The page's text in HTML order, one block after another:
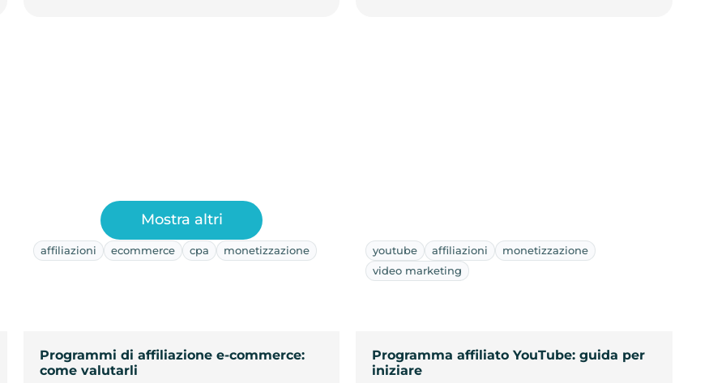
affiliazioni ecommerce cpa monetizzazione
Programmi di affiliazione e-commerce:
come valutarli
youtube affiliazioni
monetizzazione
video marketing
Programma affiliato YouTube: guida per
iniziare
Mostra altri